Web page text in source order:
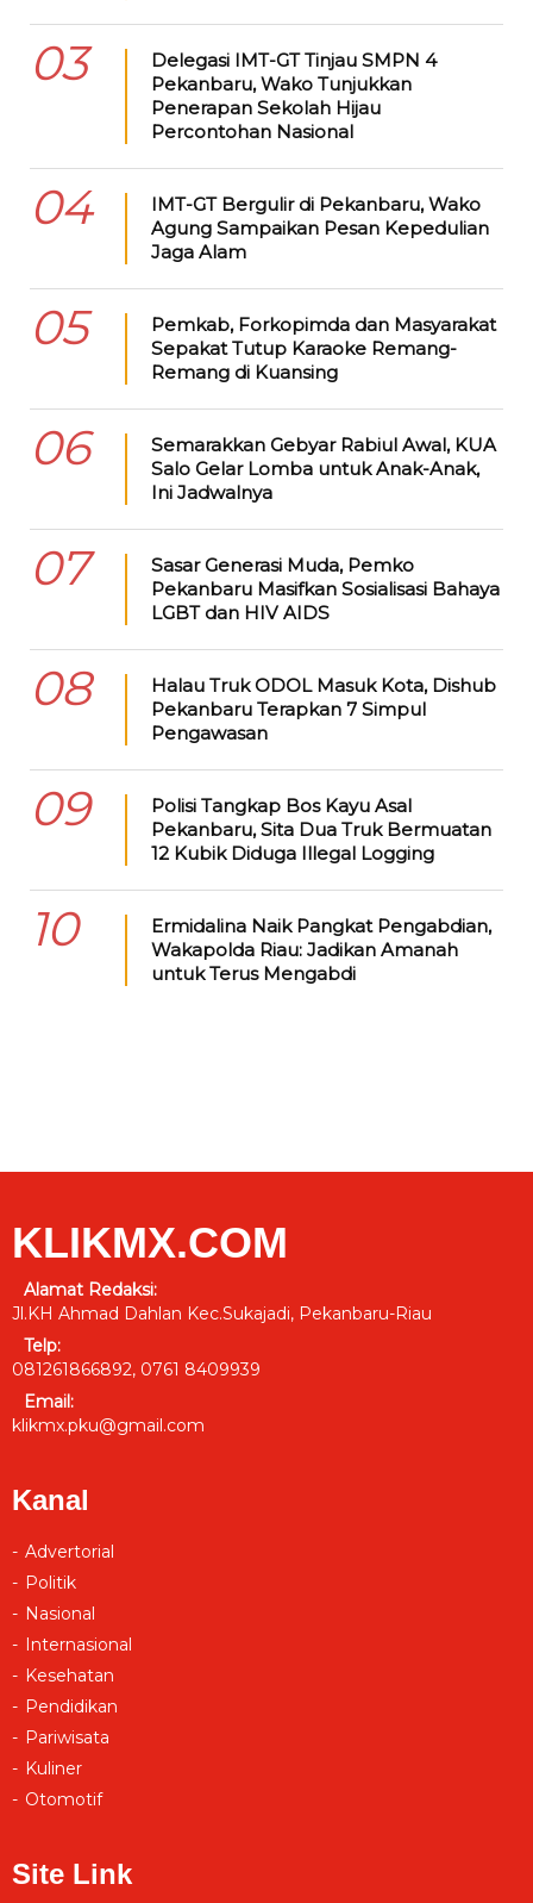
03
Delegasi IMT-GT Tinjau SMPN 4
Pekanbaru, Wako Tunjukkan
Penerapan Sekolah Hijau
Percontohan Nasional
04
IMT-GT Bergulir di Pekanbaru, Wako
Agung Sampaikan Pesan Kepedulian
Jaga Alam
05
Pemkab, Forkopimda dan Masyarakat
Sepakat Tutup Karaoke Remang-
Remang di Kuansing
06
Semarakkan Gebyar Rabiul Awal, KUA
Salo Gelar Lomba untuk Anak-Anak,
Ini Jadwalnya
07
Sasar Generasi Muda, Pemko
Pekanbaru Masifkan Sosialisasi Bahaya
LGBT dan HIV AIDS
08
Halau Truk ODOL Masuk Kota, Dishub
Pekanbaru Terapkan 7 Simpul
Pengawasan
09
Polisi Tangkap Bos Kayu Asal
Pekanbaru, Sita Dua Truk Bermuatan
12 Kubik Diduga Illegal Logging
10
Ermidalina Naik Pangkat Pengabdian,
Wakapolda Riau: Jadikan Amanah
untuk Terus Mengabdi
KLIKMX.COM
Alamat Redaksi:
Jl.KH Ahmad Dahlan Kec.Sukajadi, Pekanbaru-Riau
Telp:
081261866892, 0761 8409939
Email:
klikmx.pku@gmail.com
Kanal
Advertorial
Politik
Nasional
Internasional
Kesehatan
Pendidikan
Pariwisata
Kuliner
Otomotif
Site Link